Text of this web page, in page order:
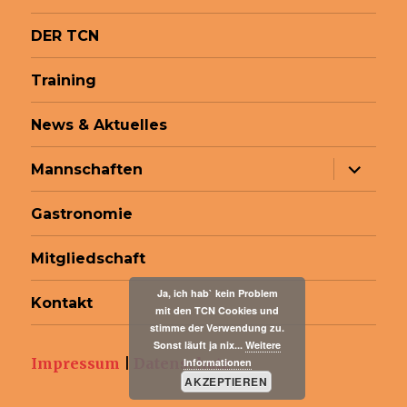
DER TCN
Training
News & Aktuelles
Mannschaften
Gastronomie
Mitgliedschaft
Kontakt
Impressum Datenschutz
Ja, ich hab` kein Problem
mit den TCN Cookies und
stimme der Verwendung zu.
Sonst läuft ja nix... Weitere
Informationen
AKZEPTIEREN